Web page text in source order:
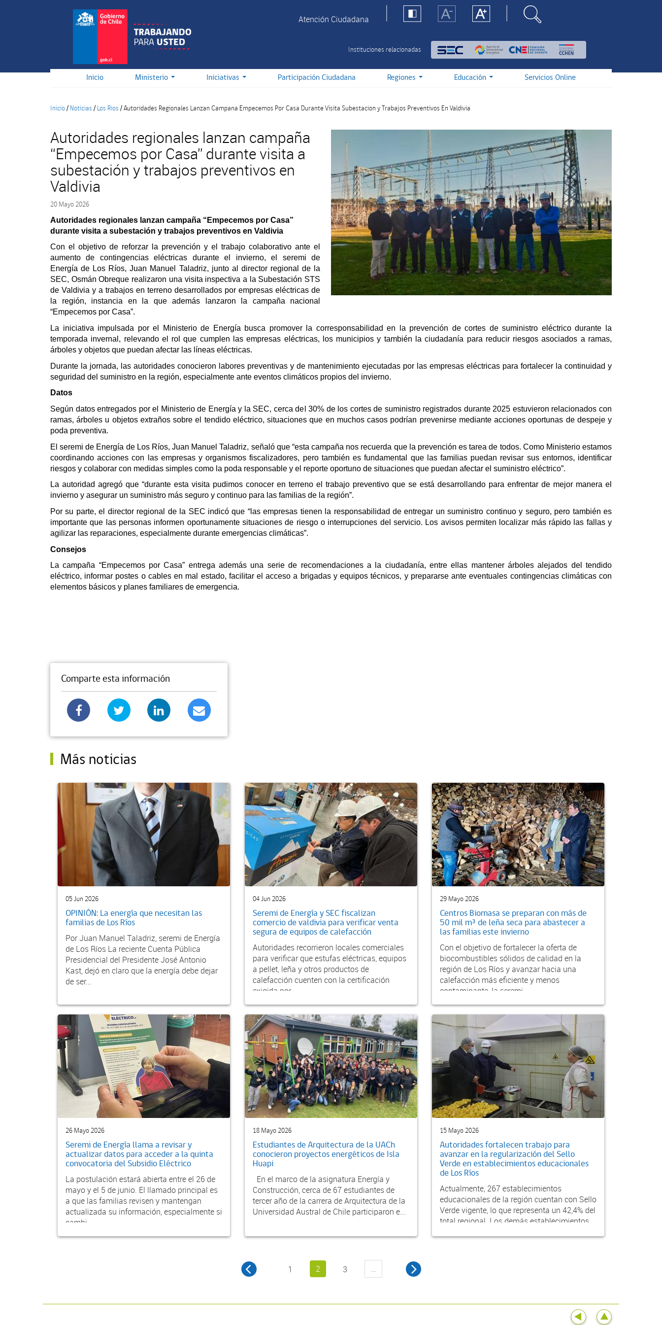
Atención Ciudadana
Instituciones relacionadas
Inicio Ministerio Iniciativas Participación Ciudadana Regiones Educación Servicios Online
Inicio/ Noticias / Los Rios /Autoridades Regionales Lanzan Campana Empecemos Por Casa Durante Visita Subestacion y Trabajos Preventivos En Valdivia
Autoridades regionales lanzan campaña
“Empecemos por Casa” durante visita a
subestación y trabajos preventivos en
Valdivia
20 Mayo 2026
Autoridades regionales lanzan campaña “Empecemos por Casa”
durante visita a subestación y trabajos preventivos en Valdivia
Con el objetivo de reforzar la prevención y el trabajo colaborativo ante el
aumento de contingencias eléctricas durante el invierno, el seremi de
Energía de Los Ríos, Juan Manuel Taladriz, junto al director regional de la
SEC, Osmán Obreque realizaron una visita inspectiva a la Subestación STS
de Valdivia y a trabajos en terreno desarrollados por empresas eléctricas de
la región, instancia en la que además lanzaron la campaña nacional
“Empecemos por Casa”.
La iniciativa impulsada por el Ministerio de Energía busca promover la corresponsabilidad en la prevención de cortes de suministro eléctrico durante la
temporada invernal, relevando el rol que cumplen las empresas eléctricas, los municipios y también la ciudadanía para reducir riesgos asociados a ramas,
árboles y objetos que puedan afectar las líneas eléctricas.
Durante la jornada, las autoridades conocieron labores preventivas y de mantenimiento ejecutadas por las empresas eléctricas para fortalecer la continuidad y
seguridad del suministro en la región, especialmente ante eventos climáticos propios del invierno.
Datos
Según datos entregados por el Ministerio de Energía y la SEC, cerca del 30% de los cortes de suministro registrados durante 2025 estuvieron relacionados con
ramas, árboles u objetos extraños sobre el tendido eléctrico, situaciones que en muchos casos podrían prevenirse mediante acciones oportunas de despeje y
poda preventiva.
El seremi de Energía de Los Ríos, Juan Manuel Taladriz, señaló que “esta campaña nos recuerda que la prevención es tarea de todos. Como Ministerio estamos
coordinando acciones con las empresas y organismos fiscalizadores, pero también es fundamental que las familias puedan revisar sus entornos, identificar
riesgos y colaborar con medidas simples como la poda responsable y el reporte oportuno de situaciones que puedan afectar el suministro eléctrico”.
La autoridad agregó que “durante esta visita pudimos conocer en terreno el trabajo preventivo que se está desarrollando para enfrentar de mejor manera el
invierno y asegurar un suministro más seguro y continuo para las familias de la región”.
Por su parte, el director regional de la SEC indicó que “las empresas tienen la responsabilidad de entregar un suministro continuo y seguro, pero también es
importante que las personas informen oportunamente situaciones de riesgo o interrupciones del servicio. Los avisos permiten localizar más rápido las fallas y
agilizar las reparaciones, especialmente durante emergencias climáticas”.
Consejos
La campaña “Empecemos por Casa” entrega además una serie de recomendaciones a la ciudadanía, entre ellas mantener árboles alejados del tendido
eléctrico, informar postes o cables en mal estado, facilitar el acceso a brigadas y equipos técnicos, y prepararse ante eventuales contingencias climáticas con
elementos básicos y planes familiares de emergencia.
Comparte esta información
Más noticias
05 Jun 2026
OPINIÓN: La energía que necesitan las
familias de Los Ríos
Por Juan Manuel Taladriz, seremi de Energía
de Los Ríos La reciente Cuenta Pública
Presidencial del Presidente José Antonio
Kast, dejó en claro que la energía debe dejar
de ser...
04 Jun 2026
Seremi de Energía y SEC fiscalizan
comercio de valdivia para verificar venta
segura de equipos de calefacción
Autoridades recorrieron locales comerciales
para verificar que estufas eléctricas, equipos
a pellet, leña y otros productos de
calefacción cuenten con la certificación
exigida por...
29 Mayo 2026
Centros Biomasa se preparan con más de
50 mil m³ de leña seca para abastecer a
las familias este invierno
Con el objetivo de fortalecer la oferta de
biocombustibles sólidos de calidad en la
región de Los Ríos y avanzar hacia una
calefacción más eficiente y menos
contaminante, la seremi...
26 Mayo 2026
Seremi de Energía llama a revisar y
actualizar datos para acceder a la quinta
convocatoria del Subsidio Eléctrico
La postulación estará abierta entre el 26 de
mayo y el 5 de junio. El llamado principal es
a que las familias revisen y mantengan
actualizada su información, especialmente si
cambi...
18 Mayo 2026
Estudiantes de Arquitectura de la UACh
conocieron proyectos energéticos de Isla
Huapi
En el marco de la asignatura Energía y
Construcción, cerca de 67 estudiantes de
tercer año de la carrera de Arquitectura de la
Universidad Austral de Chile participaron e...
15 Mayo 2026
Autoridades fortalecen trabajo para
avanzar en la regularización del Sello
Verde en establecimientos educacionales
de Los Ríos
Actualmente, 267 establecimientos
educacionales de la región cuentan con Sello
Verde vigente, lo que representa un 42,4% del
total regional. Los demás establecimientos
1 2 3 …